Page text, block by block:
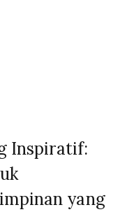
Inspiratif:
yang